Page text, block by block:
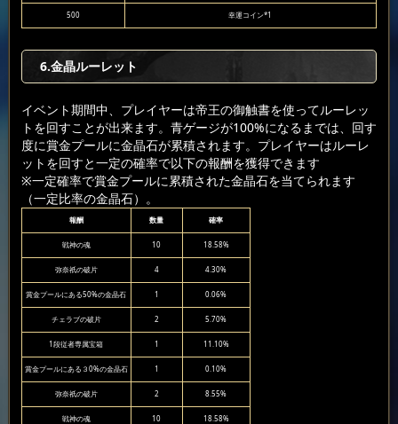
500 幸運コイン*1
6.金晶ルーレット
イベント期間中、プレイヤーは帝王の御触書を使ってルーレッ
トを回すことが出来ます。青ゲージが100%になるまでは、回す
度に賞金プールに金晶石が累積されます。プレイヤーはルーレ
ットを回すと一定の確率で以下の報酬を獲得できます
※一定確率で賞金プールに累積された金晶石を当てられます
（一定比率の金晶石）。
報酬 数量 確率
戦神の魂 10 18.58%
弥奈祇の破片 4 4.30%
賞金プールにある50%の金晶石 1 0.06%
チェラブの破片 2 5.70%
1段従者専属宝箱 1 11.10%
賞金プールにある３0%の金晶石 1 0.10%
弥奈祇の破片 2 8.55%
戦神の魂 10 18.58%